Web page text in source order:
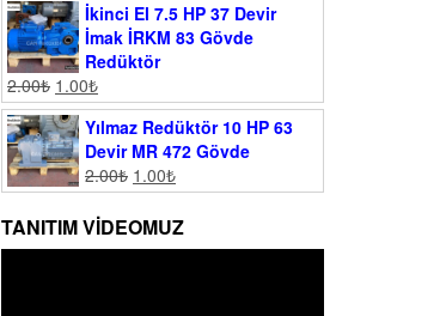
İkinci El 7.5 HP 37 Devir
İmak İRKM 83 Gövde
Redüktör
2.00₺ 1.00₺
Yılmaz Redüktör 10 HP 63
Devir MR 472 Gövde
2.00₺ 1.00₺
TANITIM VIDEOMUZ